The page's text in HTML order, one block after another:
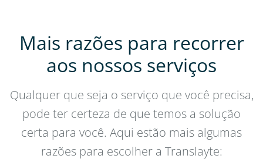
Mais razões para recorrer
aos nossos serviços
Qualquer que seja o serviço que você precisa,
pode ter certeza de que temos a solução
certa para você. Aqui estão mais algumas
razões para escolher a Translayte: